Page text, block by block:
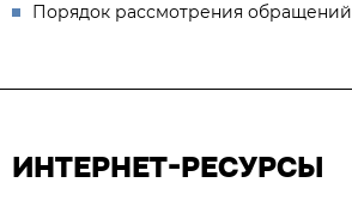
Порядок рассмотрения обращений
ИНТЕРНЕТ-РЕСУРСЫ